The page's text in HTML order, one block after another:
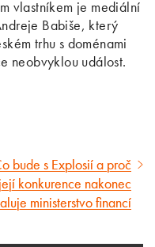
vlastníkem je mediální
Babiše, který
trhu s doménami
neobvyklou událost.
bude s Explosií a proč
její konkurence nakonec
ministerstvo financí